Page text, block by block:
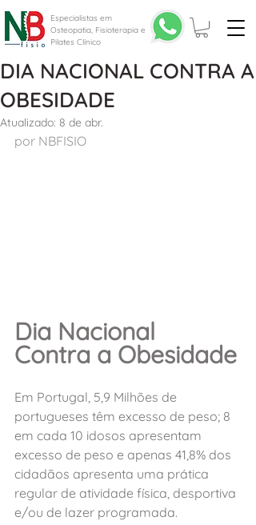
Especialistas em
Osteopatia, Fisioterapia e
Pilates Clínico
DIA NACIONAL CONTRA A
OBESIDADE
Atualizado: 8 de abr.
por NBFISIO
Dia Nacional
Contra a Obesidade
Em Portugal, 5,9 Milhões de
portugueses têm excesso de peso; 8
em cada 10 idosos apresentam
excesso de peso e apenas 41,8% dos
cidadãos apresenta uma prática
regular de atividade física, desportiva
e/ou de lazer programada.